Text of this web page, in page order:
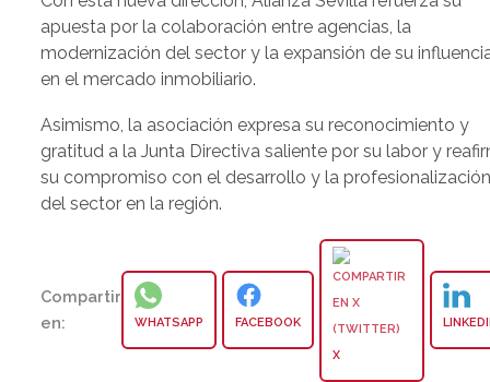
apuesta por la colaboración entre agencias, la
modernización del sector y la expansión de su
en el mercado inmobiliario.
Asimismo, la asociación expresa su reconocimiento y
gratitud a la Junta Directiva saliente por su labor y
su compromiso con el desarrollo y la
del sector en la región.
Compartir
en:
WHATSAPP FACEBOOK
X